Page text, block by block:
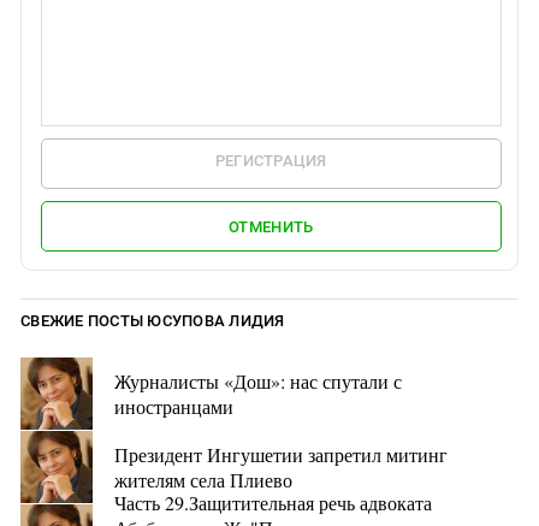
РЕГИСТРАЦИЯ
ОТМЕНИТЬ
СВЕЖИЕ ПОСТЫ ЮСУПОВА ЛИДИЯ
Журналисты «Дош»: нас спутали с
иностранцами
Президент Ингушетии запретил митинг
жителям села Плиево
Часть 29.Защитительная речь адвоката